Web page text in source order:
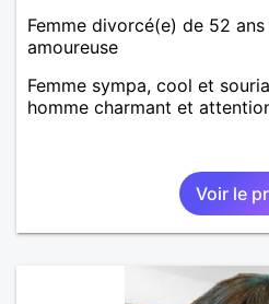
Femme divorcé(e) de 52
amoureuse
Femme sympa, cool et
homme charmant et
Voir le